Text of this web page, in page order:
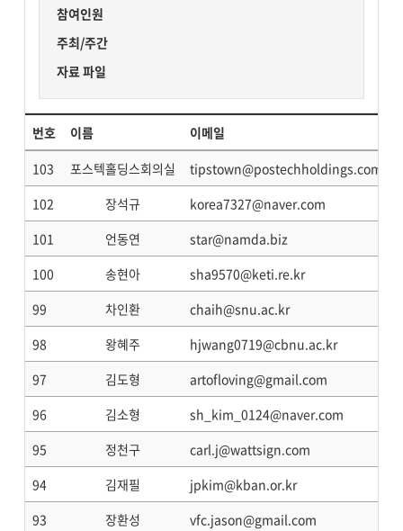
참여인원
주최/주간
자료 파일
번호 이름 이메일
103
포스텍홀딩스회의실 tipstown@postechholdings.com
102
장석규 korea7327@naver.com
101
언동연 star@namda.biz
100
송현아 sha9570@keti.re.kr
99
차인환 chaih@snu.ac.kr
98
왕혜주 hjwang0719@cbnu.ac.kr
97
김도형 artofloving@gmail.com
96
김소형 sh_kim_0124@naver.com
95
정천구 carl.j@wattsign.com
94
김재필 jpkim@kban.or.kr
93
장환성 vfc.jason@gmail.com